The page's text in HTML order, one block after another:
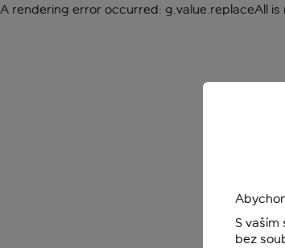
A rendering error occurred: g.value.replaceAll
S
bez